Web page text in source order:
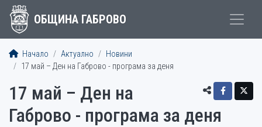
ОБЩИНА ГАБРОВО
Начало Актуално
Новини
17 май – Ден на Габрово - програма за деня
17 май – Ден на
Габрово - програма за деня